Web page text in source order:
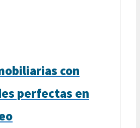
con
perfectas en